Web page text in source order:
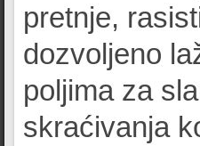
pretnje,
dozvoljeno
poljima za
skraćivanja